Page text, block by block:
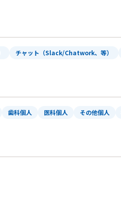
チャット（Slack/Chatwork、等）
歯科個人 医科個人 その他個人